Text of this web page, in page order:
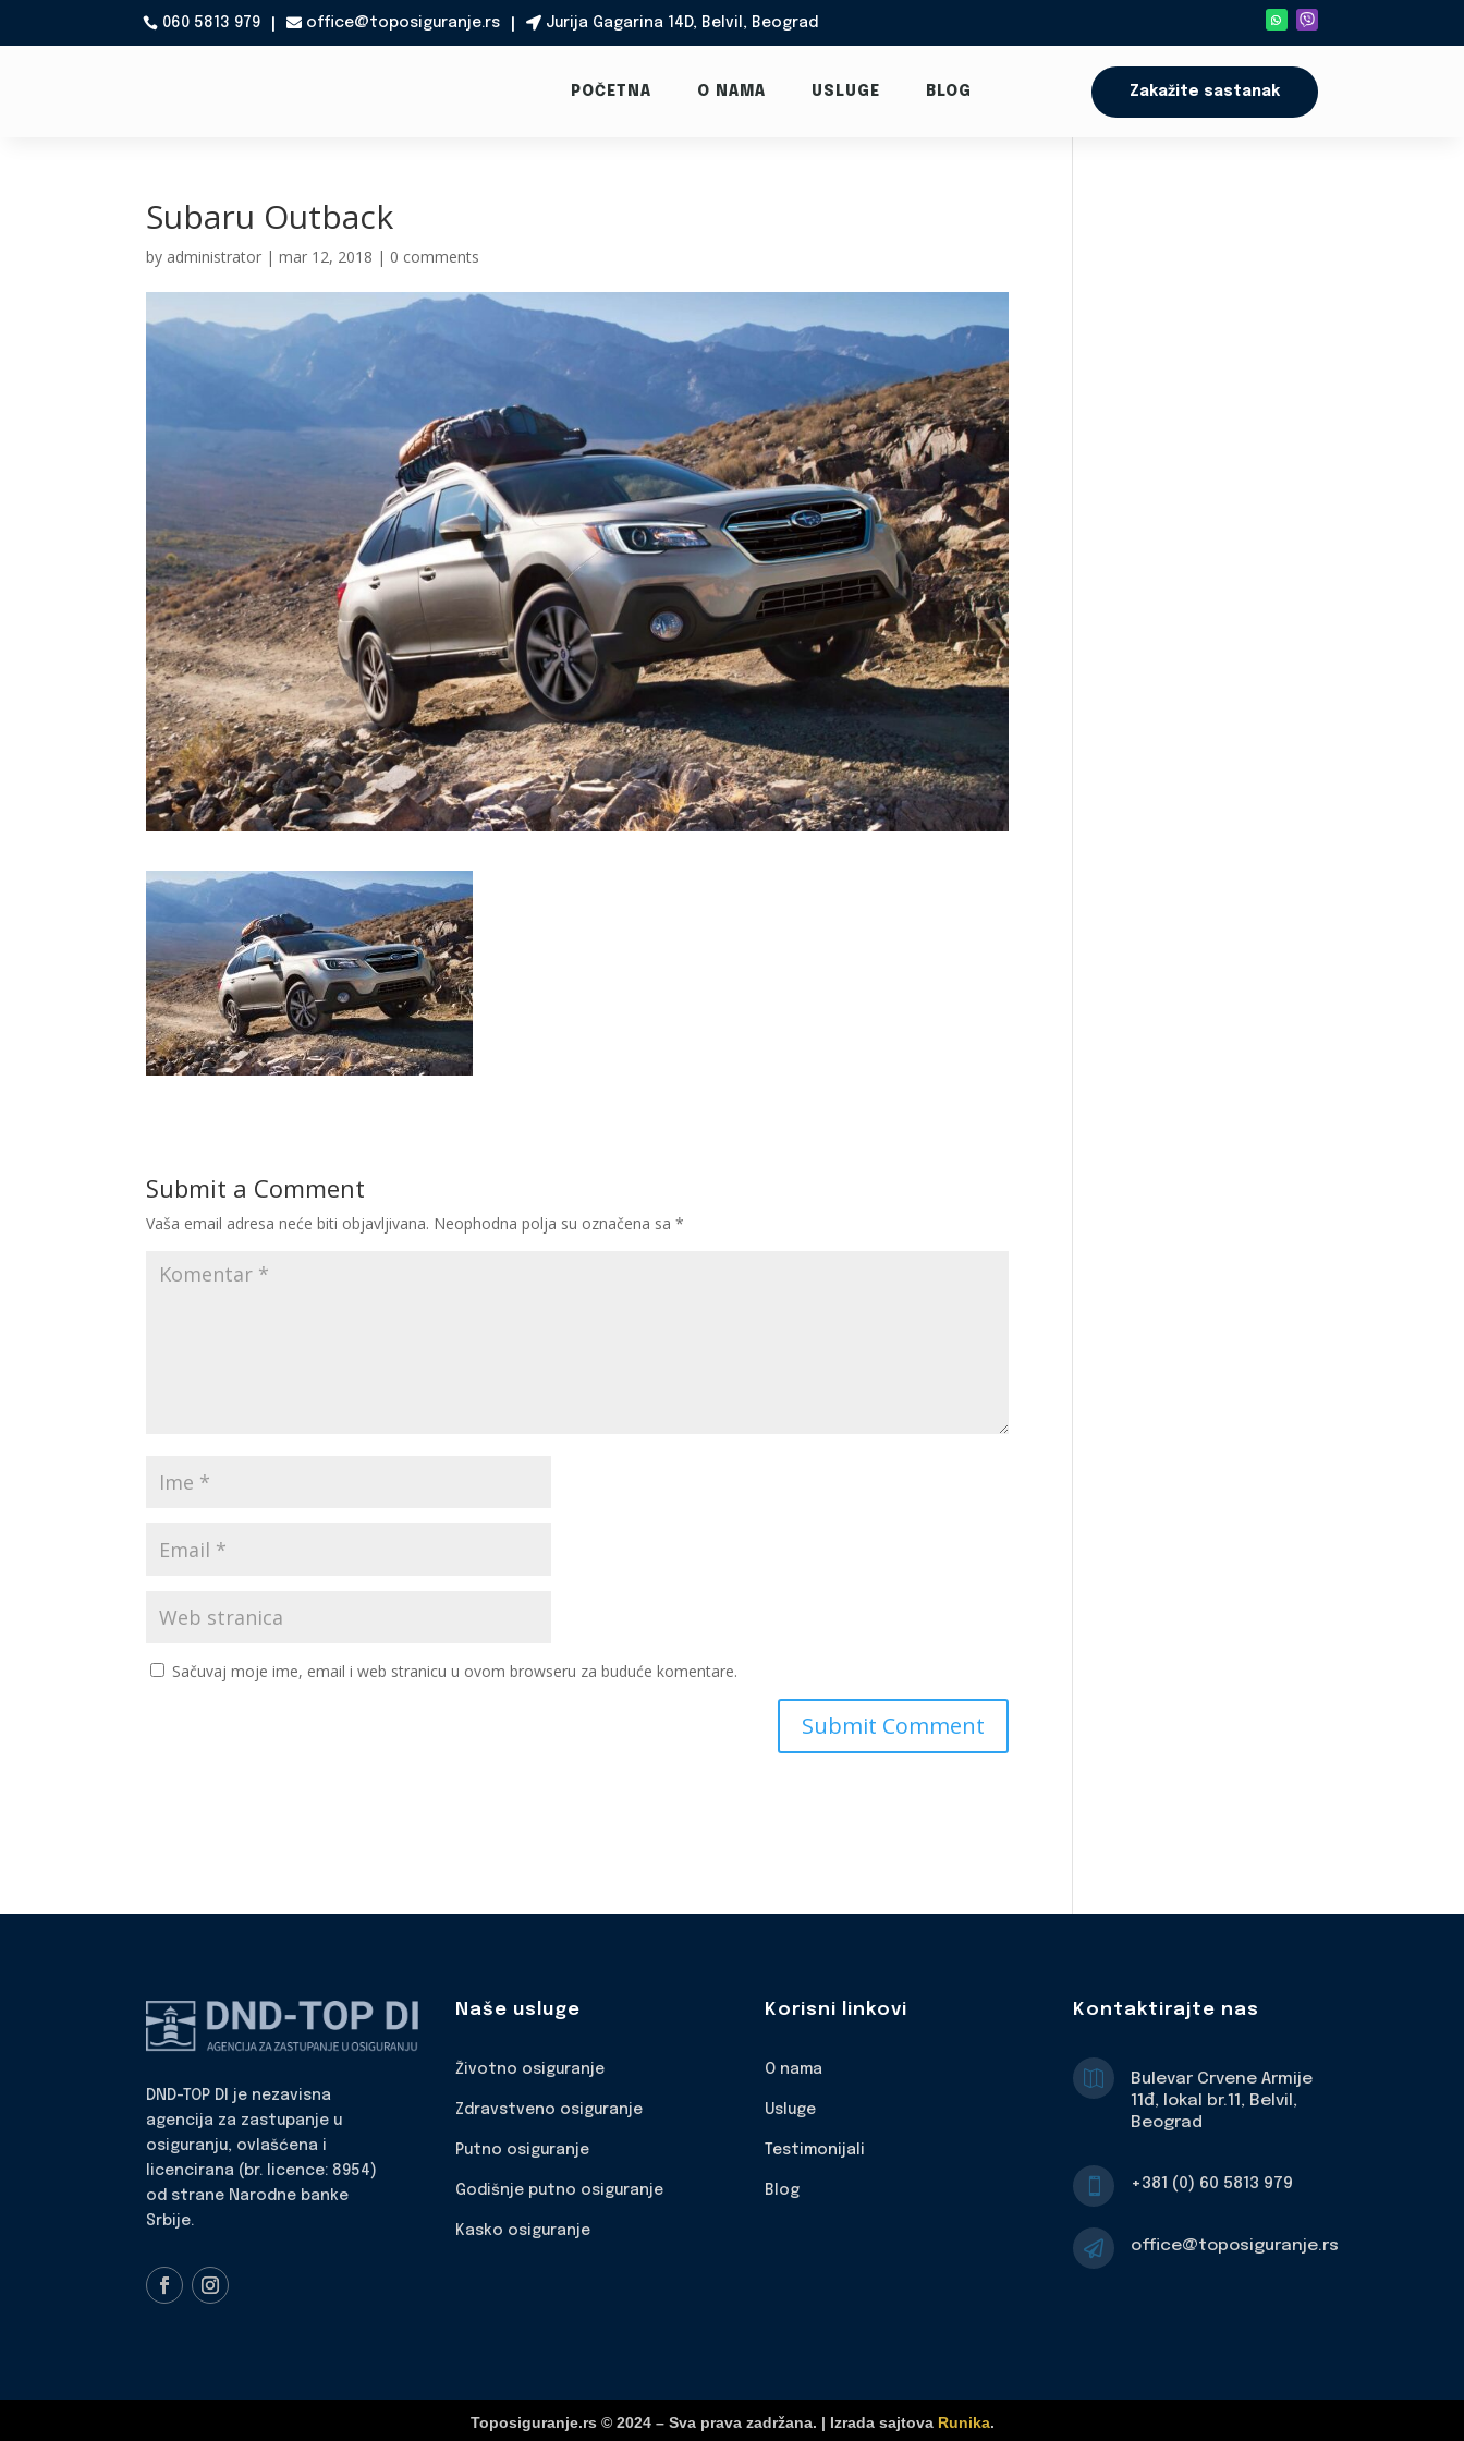
060 5813 979  office@toposiguranje.rs Jurija Gagarina 14D, Belvil, Beograd
POČETNA O NAMA USLUGE BLOG Zakažite sastanak
Subaru Outback
by administrator |mar 12, 2018 | 0 comments
Submit a Comment
Vaša email adresa neće biti objavljivana. Neophodna polja su označena sa*
Sačuvaj moje ime, email i web stranicu u ovom browseru za buduće komentare.
DND-TOP DI je nezavisna
agencija za zastupanje u
osiguranju, ovlašćena i
licencirana (br. licence: 8954)
od strane Narodne banke
Srbije.
Naše usluge
Životno osiguranje
Zdravstveno osiguranje
Putno osiguranje
Godišnje putno osiguranje
Kasko osiguranje
Korisni linkovi
O nama
Usluge
Testimonijali
Blog
Kontaktirajte nas
Bulevar Crvene Armije
11đ, lokal br.11, Belvil,
Beograd
+381 (0) 60 5813 979
 office@toposiguranje.rs
Toposiguranje.rs © 2024 – Sva prava zadržana. | Izrada sajtova Runika.